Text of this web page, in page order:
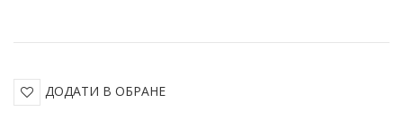
ДОДАТИ В ОБРАНЕ